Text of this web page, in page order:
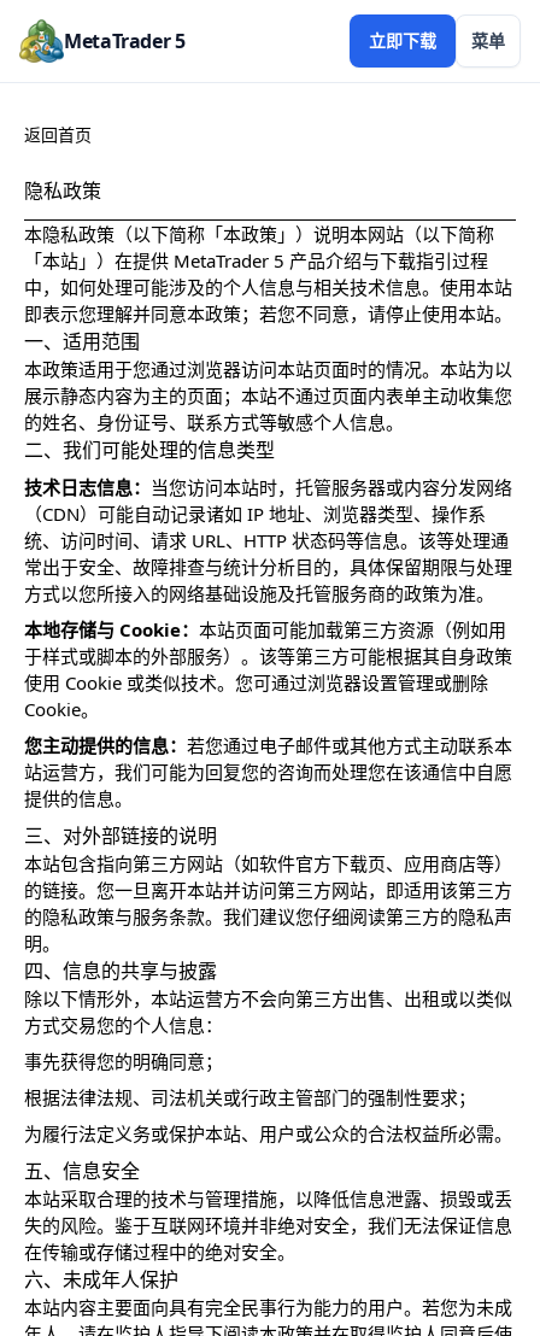
MetaTrader 5 立即下载 菜单
返回首页
隐私政策
本隐私政策（以下简称「本政策」）说明本网站（以下简称
「本站」）在提供 MetaTrader 5 产品介绍与下载指引过程
中，如何处理可能涉及的个人信息与相关技术信息。使用本站
即表示您理解并同意本政策；若您不同意，请停止使用本站。
一、适用范围
本政策适用于您通过浏览器访问本站页面时的情况。本站为以
展示静态内容为主的页面；本站不通过页面内表单主动收集您
的姓名、身份证号、联系方式等敏感个人信息。
二、我们可能处理的信息类型
技术日志信息： 当您访问本站时，托管服务器或内容分发网络
（CDN）可能自动记录诸如 IP 地址、浏览器类型、操作系
统、访问时间、请求 URL、HTTP 状态码等信息。该等处理通
常出于安全、故障排查与统计分析目的，具体保留期限与处理
方式以您所接入的网络基础设施及托管服务商的政策为准。
本地存储与 Cookie： 本站页面可能加载第三方资源（例如用
于样式或脚本的外部服务）。该等第三方可能根据其自身政策
使用 Cookie 或类似技术。您可通过浏览器设置管理或删除
Cookie。
您主动提供的信息： 若您通过电子邮件或其他方式主动联系本
站运营方，我们可能为回复您的咨询而处理您在该通信中自愿
提供的信息。
三、对外部链接的说明
本站包含指向第三方网站（如软件官方下载页、应用商店等）
的链接。您一旦离开本站并访问第三方网站，即适用该第三方
的隐私政策与服务条款。我们建议您仔细阅读第三方的隐私声
明。
四、信息的共享与披露
除以下情形外，本站运营方不会向第三方出售、出租或以类似
方式交易您的个人信息：
事先获得您的明确同意；
根据法律法规、司法机关或行政主管部门的强制性要求；
为履行法定义务或保护本站、用户或公众的合法权益所必需。
五、信息安全
本站采取合理的技术与管理措施，以降低信息泄露、损毁或丢
失的风险。鉴于互联网环境并非绝对安全，我们无法保证信息
在传输或存储过程中的绝对安全。
六、未成年人保护
本站内容主要面向具有完全民事行为能力的用户。若您为未成